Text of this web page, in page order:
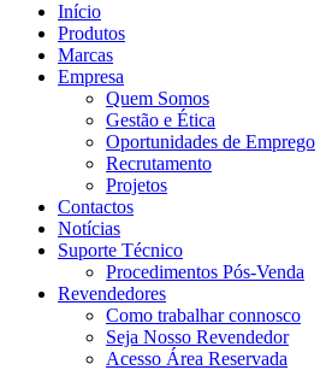
Início
Produtos
Marcas
Empresa
Quem Somos
Gestão e Ética
Oportunidades de Emprego
Recrutamento
Projetos
Contactos
Notícias
Suporte Técnico
Procedimentos Pós-Venda
Revendedores
Como trabalhar connosco
Seja Nosso Revendedor
Acesso Área Reservada